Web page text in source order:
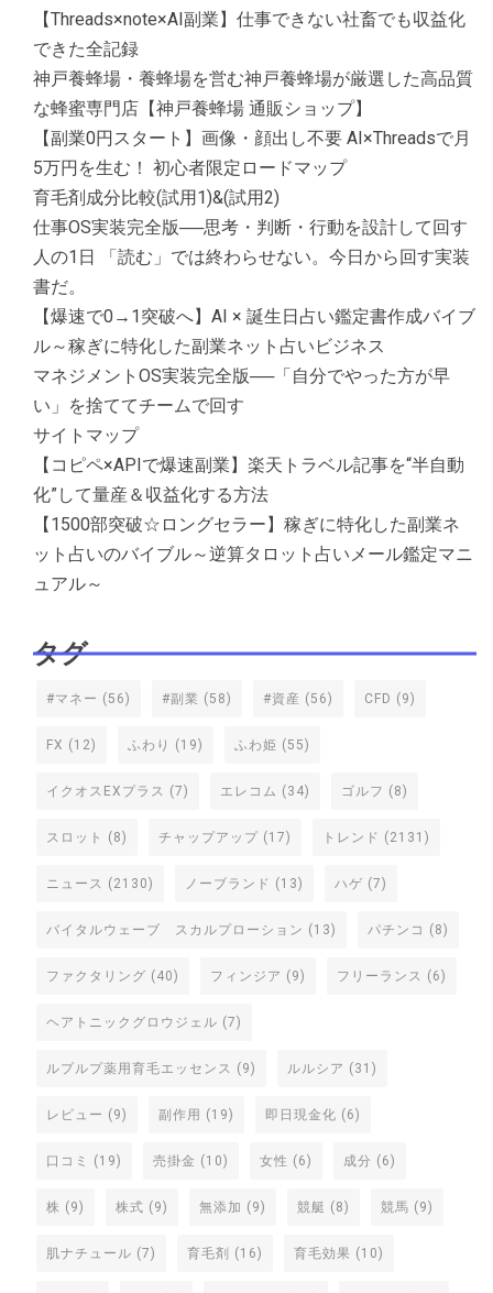
【Threads×note×AI副業】仕事できない社畜でも収益化
できた全記録
神戸養蜂場・養蜂場を営む神戸養蜂場が厳選した高品質
な蜂蜜専門店【神戸養蜂場 通販ショップ】
【副業0円スタート】画像・顔出し不要 AI×Threadsで月
5万円を生む！ 初心者限定ロードマップ
育毛剤成分比較(試用1)&(試用2)
仕事OS実装完全版──思考・判断・行動を設計して回す
人の1日 「読む」では終わらせない。今日から回す実装
書だ。
【爆速で0→1突破へ】AI × 誕生日占い鑑定書作成バイブ
ル～稼ぎに特化した副業ネット占いビジネス
マネジメントOS実装完全版──「自分でやった方が早
い」を捨ててチームで回す
サイトマップ
【コピペ×APIで爆速副業】楽天トラベル記事を“半自動
化”して量産＆収益化する方法
【1500部突破☆ロングセラー】稼ぎに特化した副業ネ
ット占いのバイブル～逆算タロット占いメール鑑定マニ
ュアル～
タグ
#マネー (56) #副業 (58) #資産 (56) CFD (9)
FX (12) ふわり (19) ふわ姫 (55)
イクオスEXプラス (7) エレコム (34) ゴルフ (8)
スロット (8) チャップアップ (17) トレンド (2131)
ニュース (2130) ノーブランド (13) ハゲ (7)
バイタルウェーブ スカルプローション (13) パチンコ (8)
ファクタリング (40) フィンジア (9) フリーランス (6)
ヘアトニックグロウジェル (7)
ルプルプ薬用育毛エッセンス (9) ルルシア (31)
レビュー (9) 副作用 (19) 即日現金化 (6)
口コミ (19) 売掛金 (10) 女性 (6) 成分 (6)
株 (9) 株式 (9) 無添加 (9) 競艇 (8) 競馬 (9)
肌ナチュール (7) 育毛剤 (16) 育毛効果 (10)